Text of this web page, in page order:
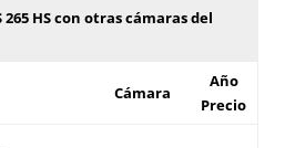
HS con otras cámaras del
Cámara
Año
Precio